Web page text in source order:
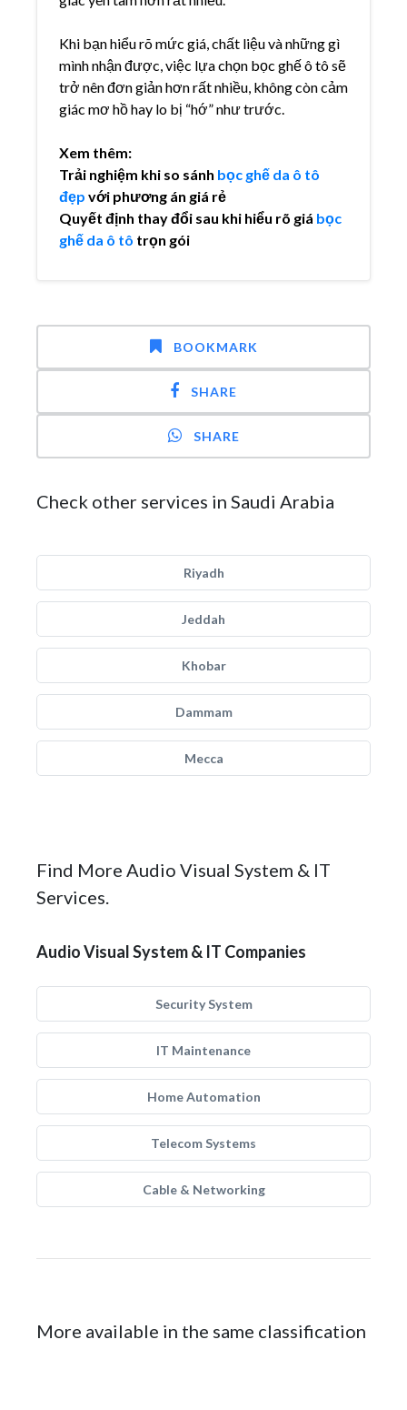
Khi bạn hiểu rõ mức giá, chất liệu và những gì
mình nhận được, việc lựa chọn bọc ghế ô tô sẽ
trở nên đơn giản hơn rất nhiều, không còn cảm
giác mơ hồ hay lo bị “hớ” như trước.
Xem thêm:
Trải nghiệm khi so sánh bọc ghế da ô tô
đẹp với phương án giá rẻ
Quyết định thay đổi sau khi hiểu rõ giá bọc
ghế da ô tô trọn gói
BOOKMARK
SHARE
SHARE
Check other services in Saudi Arabia
Riyadh
Jeddah
Khobar
Dammam
Mecca
Find More Audio Visual System & IT
Services.
Audio Visual System & IT Companies
Security System
IT Maintenance
Home Automation
Telecom Systems
Cable & Networking
More available in the same classification